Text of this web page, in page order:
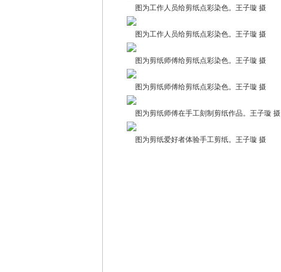
图为工作人员给剪纸点彩染色。王子璇 摄
图为工作人员给剪纸点彩染色。王子璇 摄
图为剪纸师傅给剪纸点彩染色。王子璇 摄
图为剪纸师傅给剪纸点彩染色。王子璇 摄
图为剪纸师傅在手工刻制剪纸作品。王子璇 摄
图为剪纸爱好者体验手工剪纸。王子璇 摄